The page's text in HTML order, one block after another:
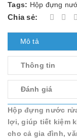
Tags: Hộp đựng
Chia sẻ:
Mô tả
Thông tin
Đánh giá
Hộp đựng nước
lợi, giúp tiết kiệm
cho cả gia đình,